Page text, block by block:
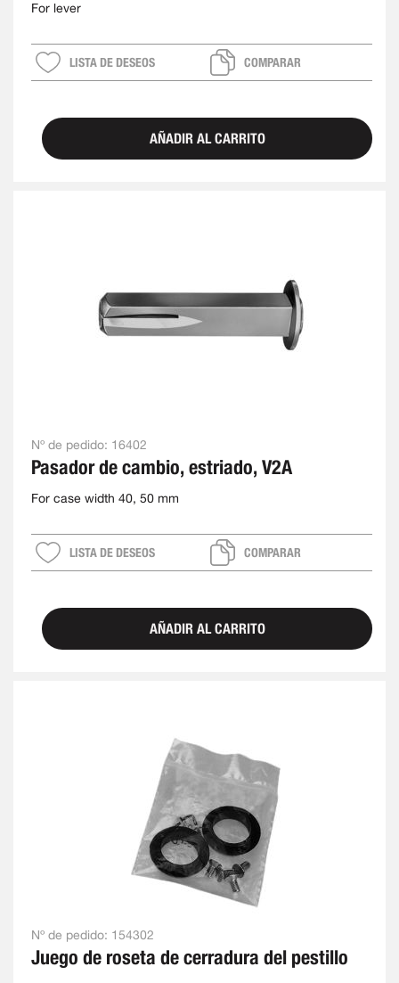
For lever
LISTA DE DESEOS COMPARAR
AÑADIR AL CARRITO
Nº de pedido: 16402
Pasador de cambio, estriado, V2A
For case width 40, 50 mm
LISTA DE DESEOS COMPARAR
AÑADIR AL CARRITO
Nº de pedido: 154302
Juego de roseta de cerradura del pestillo